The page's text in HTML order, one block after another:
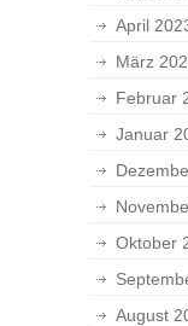
April
März
Februar
Januar
Oktober
August